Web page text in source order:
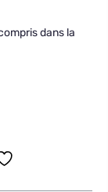
dans la